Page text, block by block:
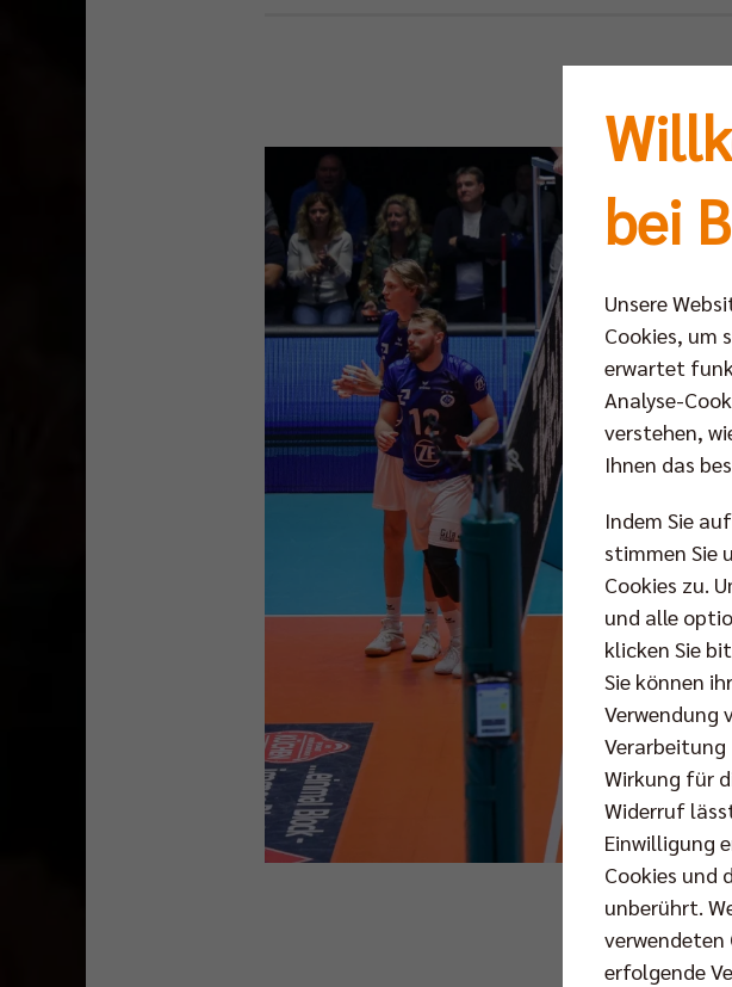
bei
Unsere
Cookies, um
erwartet
Analyse-
verstehen,
Ihnen das
Indem Sie
stimmen Sie
Cookies zu.
und alle
klicken Sie
Sie können
Verwendung
Wirkung für
Widerruf
Einwilligung
Cookies und
unberührt.
verwendeten
erfolgende